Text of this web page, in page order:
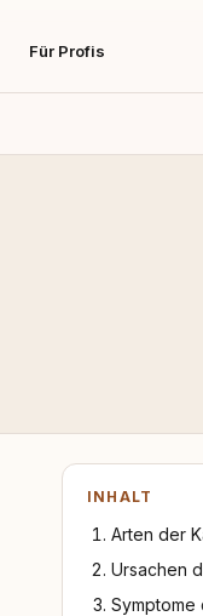
Für Profis
INHALT
Arten der
Ursachen
Symptome